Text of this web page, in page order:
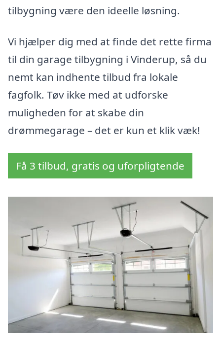
tilbygning være den ideelle løsning.
Vi hjælper dig med at finde det rette firma
til din garage tilbygning i Vinderup, så du
nemt kan indhente tilbud fra lokale
fagfolk. Tøv ikke med at udforske
muligheden for at skabe din
drømmegarage – det er kun et klik væk!
Få 3 tilbud, gratis og uforpligtende